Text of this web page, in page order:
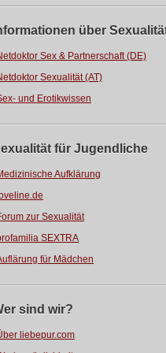
über
Sex & Partnerschaft (DE)
Sexualität (AT)
und Erotikwissen
für Jugendliche
Aufklärung
zur Sexualität
SEXTRA
für Mädchen
sind wir?
liebepur.com